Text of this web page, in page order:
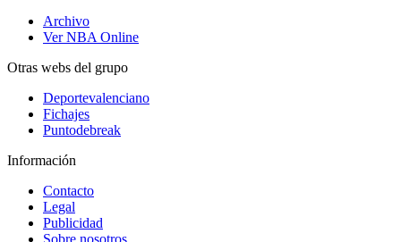
Archivo
Ver NBA Online
Otras webs del grupo
Deportevalenciano
Fichajes
Puntodebreak
Información
Contacto
Legal
Publicidad